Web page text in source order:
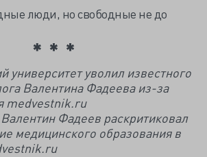
люди, но свободные не до
университет уволил известного
Валентина Фадеева из-за
medvestnik.ru
Фадеев раскритиковал
медицинского образования в